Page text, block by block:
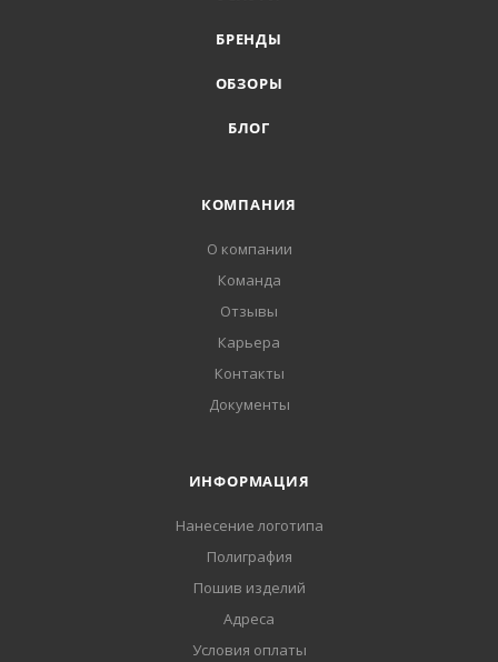
БРЕНДЫ
ОБЗОРЫ
БЛОГ
КОМПАНИЯ
О компании
Команда
Отзывы
Карьера
Контакты
Документы
ИНФОРМАЦИЯ
Нанесение логотипа
Полиграфия
Пошив изделий
Адреса
Условия оплаты